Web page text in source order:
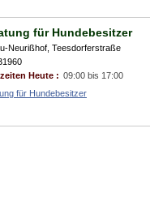
für Hundebesitzer
Neurißhof Teesdorferstraße
Heute : 09:00 bis 17:00
für Hundebesitzer